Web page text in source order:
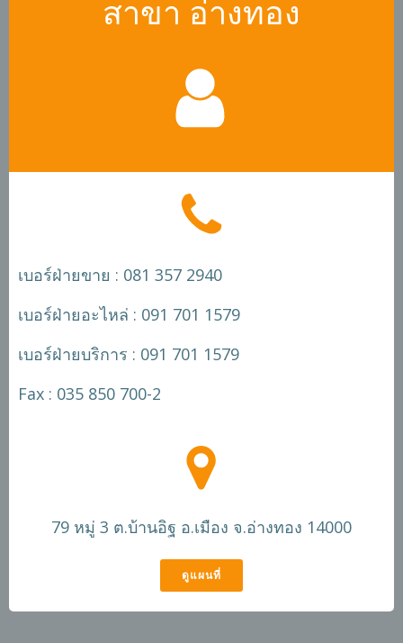
สาขา อ่างทอง
เบอร์ฝ่ายขาย : 081 357 2940
เบอร์ฝ่ายอะไหล่ : 091 701 1579
เบอร์ฝ่ายบริการ : 091 701 1579
Fax : 035 850 700-2
79 หมู่ 3 ต.บ้านอิฐ อ.เมือง จ.อ่างทอง 14000
ดูแผนที่